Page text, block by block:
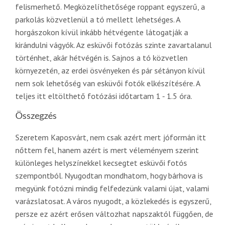
felismerhető. Megközelíthetősége roppant egyszerű, a
parkolás közvetlenül a tó mellett lehetséges. A
horgászokon kívül inkább hétvégente látogatják a
kirándulni vágyók. Az esküvői fotózás szinte zavartalanul
történhet, akár hétvégén is. Sajnos a tó közvetlen
környezetén, az erdei ösvényeken és pár sétányon kívül
nem sok lehetőség van esküvői fotók elkészítésére. A
teljes itt eltölthető fotózási időtartam 1 - 1.5 óra.
Összegzés
Szeretem Kaposvárt, nem csak azért mert jóformán itt
nőttem fel, hanem azért is mert véleményem szerint
különleges helyszínekkel kecsegtet esküvői fotós
szempontból. Nyugodtan mondhatom, hogy bárhova is
megyünk fotózni mindig felfedezünk valami újat, valami
varázslatosat. A város nyugodt, a közlekedés is egyszerű,
persze ez azért erősen változhat napszaktól függően, de